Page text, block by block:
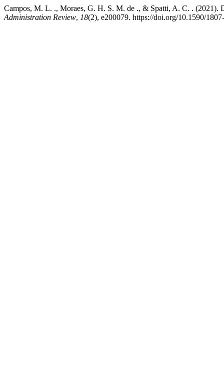
Campos, M. L. ., Moraes, G. H. S. M. de ., & Spatti, A. C. . (2021).
Administration Review, 18(2), e200079. https://doi.org/10.1590/